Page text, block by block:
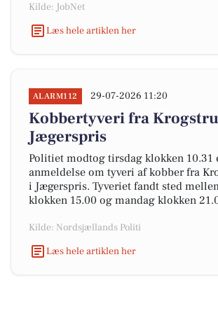
Kilde: JobNet
Læs hele artiklen her
ALARM112 29-07-2026 11:20
Kobbertyveri fra
Jægerspris
Politiet modtog tirsdag klokken 10.31
anmeldelse om tyveri af kobber fra
i Jægerspris. Tyveriet fandt sted
klokken 15.00 og mandag klokken
Kilde: Nordsjællands Politi
Læs hele artiklen her